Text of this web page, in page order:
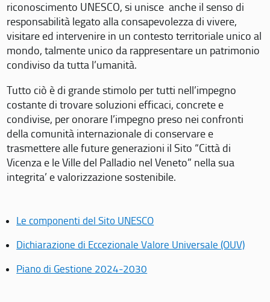
riconoscimento UNESCO, si unisce anche il senso di
responsabilità legato alla consapevolezza di vivere,
visitare ed intervenire in un contesto territoriale unico al
mondo, talmente unico da rappresentare un patrimonio
condiviso da tutta l’umanità.
Tutto ciò è di grande stimolo per tutti nell’impegno
costante di trovare soluzioni efficaci, concrete e
condivise, per onorare l’impegno preso nei confronti
della comunità internazionale di conservare e
trasmettere alle future generazioni il Sito “Città di
Vicenza e le Ville del Palladio nel Veneto” nella sua
integrita’ e valorizzazione sostenibile.
Le componenti del Sito UNESCO
Dichiarazione di Eccezionale Valore Universale (OUV)
Piano di Gestione 2024-2030